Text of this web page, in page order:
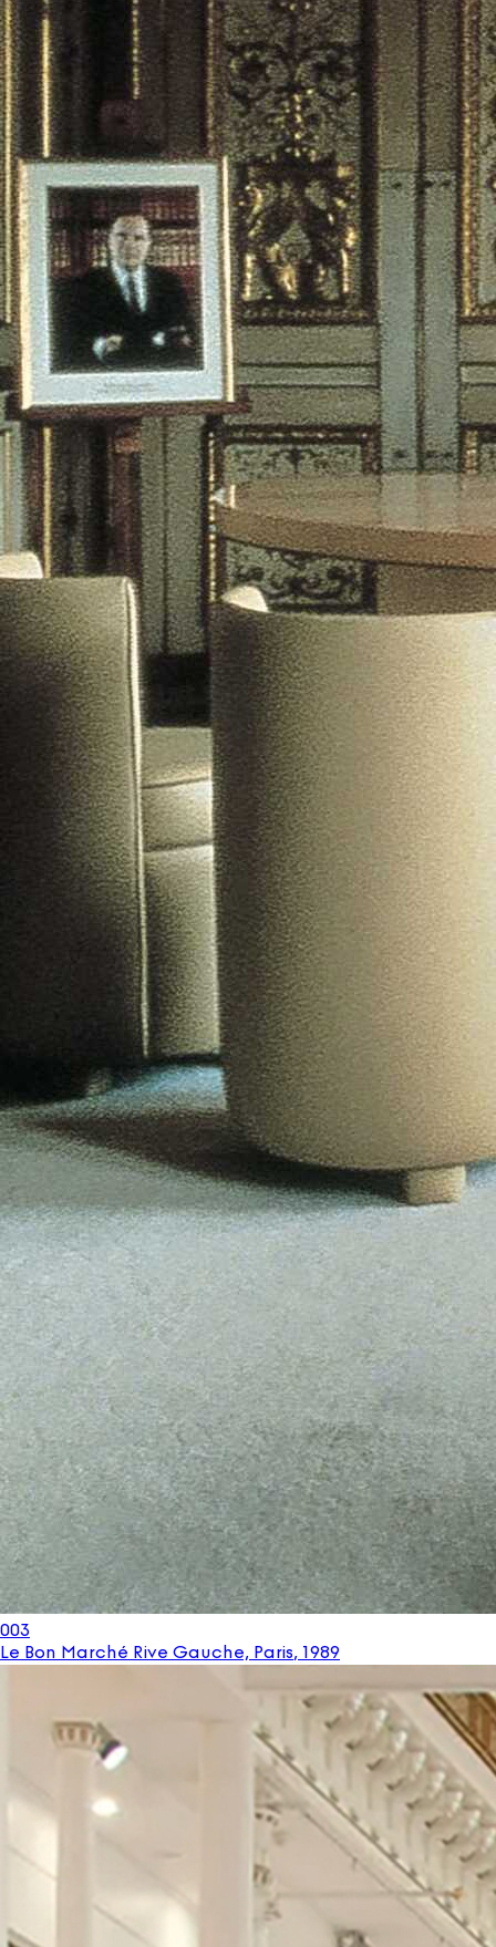
003
Le Bon Marché Rive Gauche, Paris, 1989